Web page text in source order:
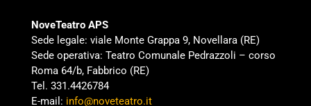
NoveTeatro APS
Sede legale: viale Monte Grappa 9, Novellara (RE)
Sede operativa: Teatro Comunale Pedrazzoli – corso
Roma 64/b, Fabbrico (RE)
Tel. 331.4426784
E-mail: info@noveteatro.it